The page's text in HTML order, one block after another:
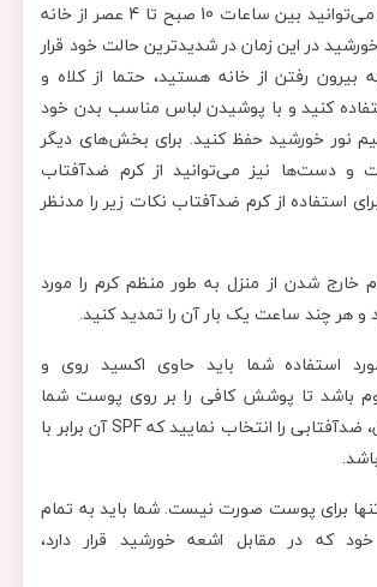
کنید تا جایی که می‌توانید بین ساعات 10 صبح تا 4 عصر از خانه
در این زمان در شدیدترین حالت خود قرار
بیرون رفتن از خانه هستید، حتما از کلاه و
کنید و با پوشیدن لباس مناسب بدن خود
نور خورشید حفظ کنید. برای بخش‌های دیگر
و دست‌ها نیز می‌توانید از کرم ضدآفتاب
استفاده از کرم ضدآفتاب نکات زیر را مدنظر
خارج شدن از منزل به طور منظم کرم را مورد
و هر چند ساعت یک بار آن را تمدید کنید.
استفاده شما باید حاوی اکسید روی و
باشد تا پوشش کافی را بر روی پوست شما
ایجاد کند. بنابراین، ضدآفتابی را انتخاب نمایید که SPF آن برابر با
برای پوست صورت نیست. شما باید به تمام
که در مقابل اشعه خورشید قرار دارد،